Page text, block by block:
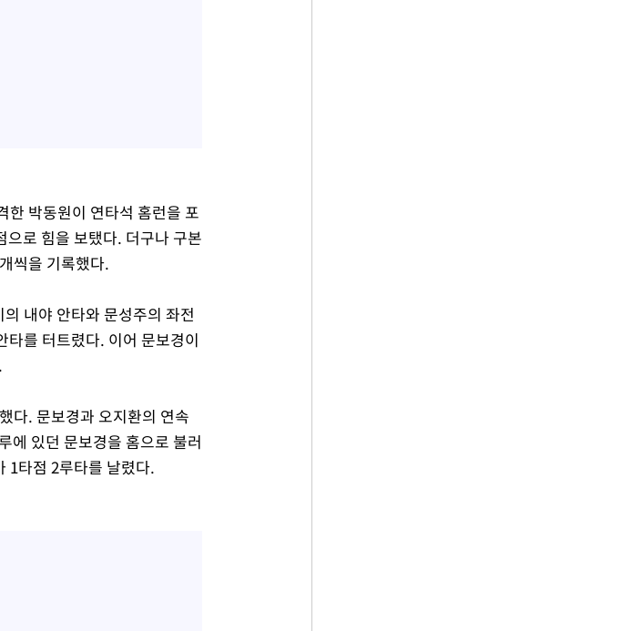
한 박동원이 연타석 홈런을 포
로 힘을 보탰다. 더구나 구본
씩을 기록했다.
내야 안타와 문성주의 좌전
타를 터트렸다. 이어 문보경이
다. 문보경과 오지환의 연속
에 있던 문보경을 홈으로 불러
1타점 2루타를 날렸다.